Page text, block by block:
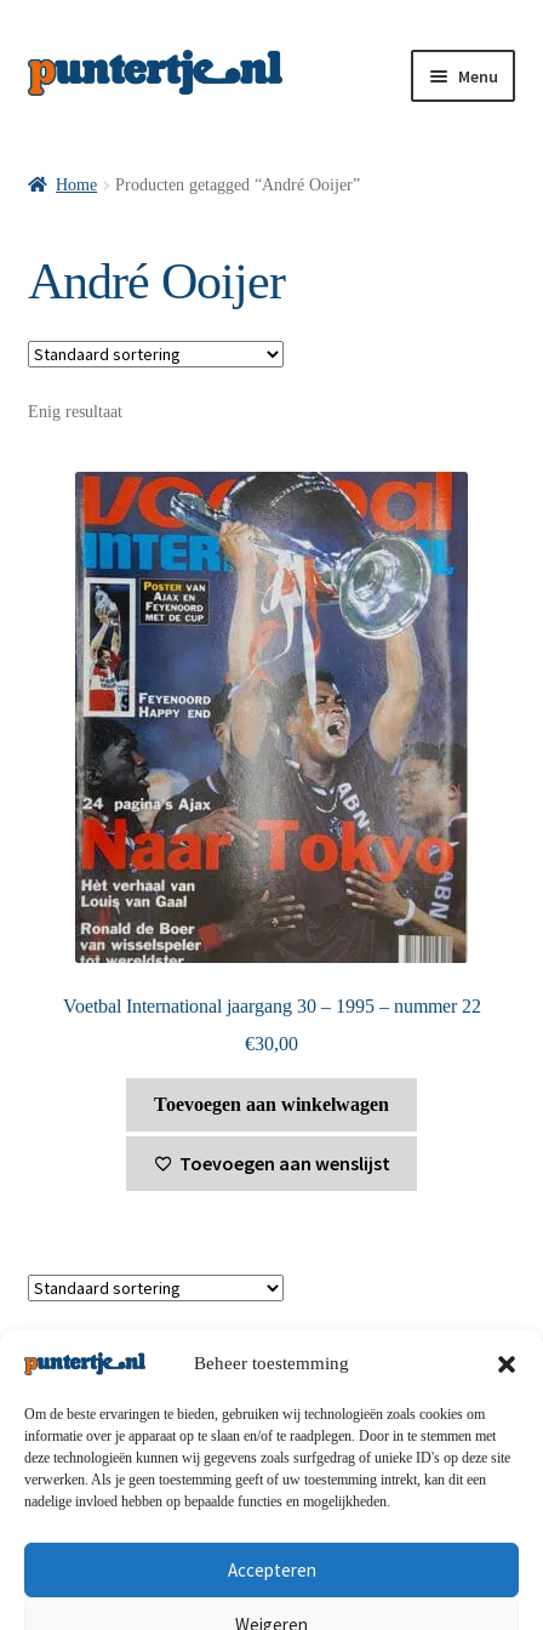
Beheer toestemming
Om de beste ervaringen te bieden, gebruiken wij technologieën zoals cookies om
informatie over je apparaat op te slaan en/of te raadplegen. Door in te stemmen met
deze technologieën kunnen wij gegevens zoals surfgedrag of unieke ID's op deze site
verwerken. Als je geen toestemming geeft of uw toestemming intrekt, kan dit een
nadelige invloed hebben op bepaalde functies en mogelijkheden.
Accepteren
Weigeren
Menu
VI’s met Posters
Wie is puntertje
Puntertjes
Contact
Home Producten getagged “André Ooijer”
André Ooijer
Enig resultaat
Voetbal International jaargang 30 – 1995 – nummer 22
€30,00
Toevoegen aan winkelwagen
Toevoegen aan wenslijst
Privacybeleid-Verzending en retouren-Algemene
voorwaarden-Disclaimert-Betaalmethoden-Over ons